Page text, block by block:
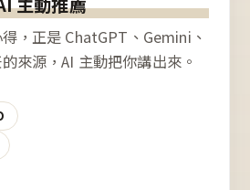
，正是 ChatGPT、Gemini、
來源，AI 主動把你講出來。